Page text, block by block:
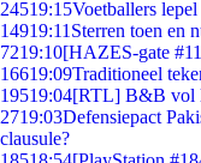
24519:15Voetballers
14919:11 Sterren toen en
7219:10[HAZES-gate
16619:09Traditioneel
19519:04[RTL] B&B vol
2719:03Defensiepact
clausule?